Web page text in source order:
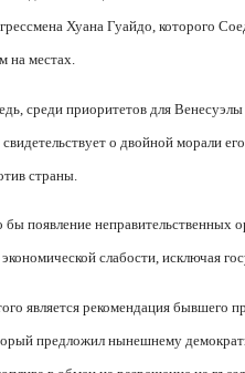
Хуана Гуайдо, которого
на местах.
среди приоритетов для
о двойной морали
страны.
бы появление неправительственных
слабости, исключая
является рекомендация бывшего
предложил нынешнему